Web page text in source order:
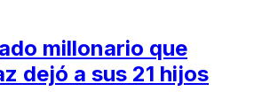
millonario que
dejó a sus 21 hijos